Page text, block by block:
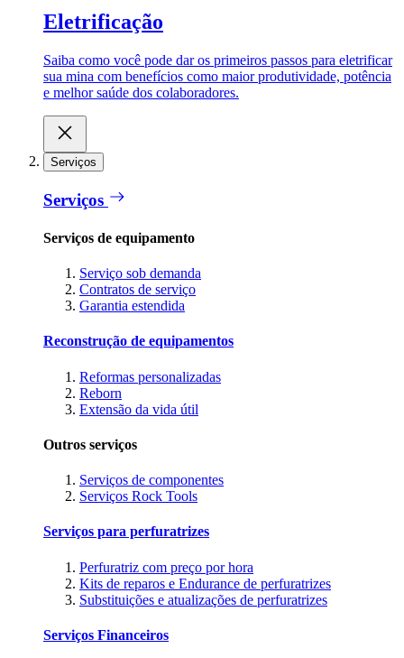
Eletrificação
Saiba como você pode dar os primeiros passos para eletrificar
sua mina com benefícios como maior produtividade, potência
e melhor saúde dos colaboradores.
Serviços
Serviços
Serviços de equipamento
Serviço sob demanda
Contratos de serviço
Garantia estendida
Reconstrução de equipamentos
Reformas personalizadas
Reborn
Extensão da vida útil
Outros serviços
Serviços de componentes
Serviços Rock Tools
Serviços para perfuratrizes
Perfuratriz com preço por hora
Kits de reparos e Endurance de perfuratrizes
Substituições e atualizações de perfuratrizes
Serviços Financeiros